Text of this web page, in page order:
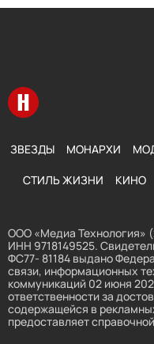
Перейти на главную
ЗВЕЗДЫ МОНАРХИ
СТИЛЬ ЖИЗНИ КИНО
ООО «Медиа Технология»
ИНН 9718149525.
ФС77- 81184 выдано
связи, информационных
коммуникаций 02 июня
ответственности за
содержащейся в
предоставляет